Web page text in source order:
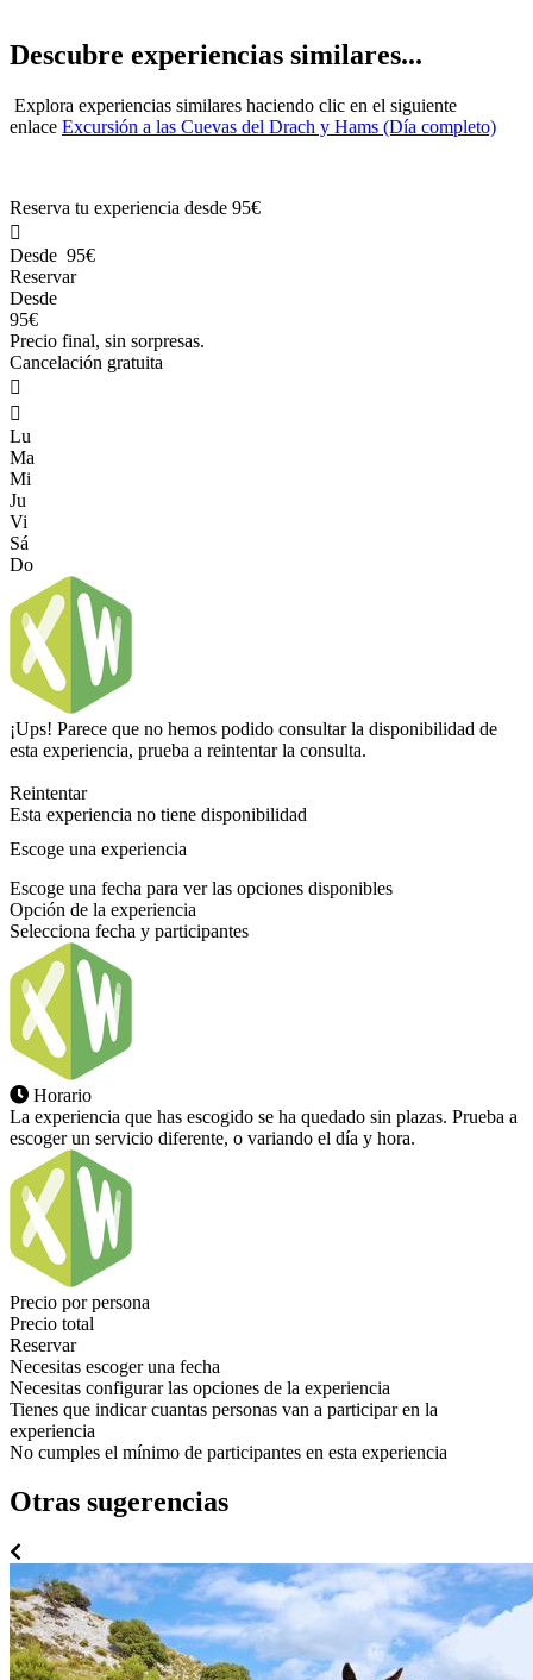
Descubre experiencias similares...
Explora experiencias similares haciendo clic en el siguiente
enlace Excursión a las Cuevas del Drach y Hams (Día completo)
Reserva tu experiencia desde 95€

Desde 95€
Reservar
Desde
95€
Precio final, sin sorpresas.
Cancelación gratuita


Lu
Ma
Mi
Ju
Vi
Sá
Do
¡Ups! Parece que no hemos podido consultar la disponibilidad de
esta experiencia, prueba a reintentar la consulta.
Reintentar
Esta experiencia no tiene disponibilidad
Escoge una experiencia
Escoge una fecha para ver las opciones disponibles
Opción de la experiencia
Selecciona fecha y participantes
Horario
La experiencia que has escogido se ha quedado sin plazas. Prueba a
escoger un servicio diferente, o variando el día y hora.
Precio por persona
Precio total
Reservar
Necesitas escoger una fecha
Necesitas configurar las opciones de la experiencia
Tienes que indicar cuantas personas van a participar en la
experiencia
No cumples el mínimo de participantes en esta experiencia
Otras sugerencias